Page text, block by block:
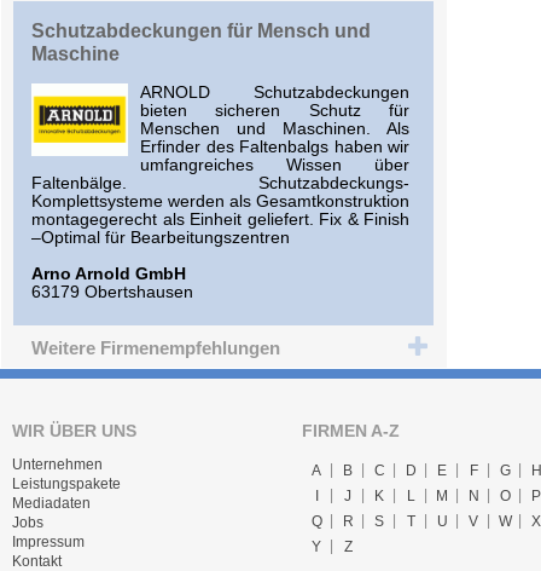
Schutzabdeckungen für Mensch und
Maschine
ARNOLD Schutzabdeckungen
bieten sicheren Schutz für
Menschen und Maschinen. Als
Erfinder des Faltenbalgs haben wir
umfangreiches Wissen über
Faltenbälge. Schutzabdeckungs-
Komplettsysteme werden als Gesamtkonstruktion
montagegerecht als Einheit geliefert. Fix & Finish
–Optimal für Bearbeitungszentren
Arno Arnold GmbH
63179 Obertshausen
Weitere Firmenempfehlungen
WIR ÜBER UNS
Unternehmen
Leistungspakete
Mediadaten
Jobs
Impressum
Kontakt
FIRMEN A-Z
A B C D E F G
H
I
J K L M N O
P
Q
R S T U V W
X
Y
Z